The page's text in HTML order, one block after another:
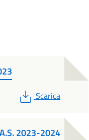
PDF
Scarica
2023-2024